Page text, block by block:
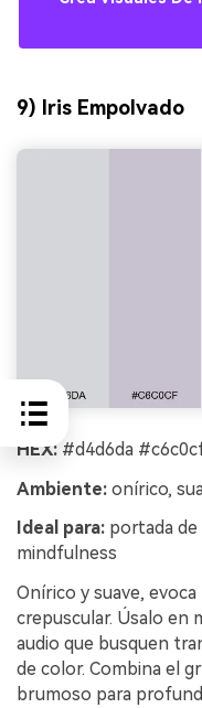
9) Iris Empolvado
HEX: #d4d6da
Ambiente: onírico,
Ideal para: portada
mindfulness
Onírico y suave,
crepuscular. Úsalo en
audio que busquen
de color. Combina el
brumoso para